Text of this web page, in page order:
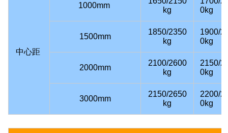
中心距
1000mm
kg
0kg
1500mm
1850/2350
kg
1900/
0kg
2000mm
2100/2600
kg
2150/
0kg
3000mm
2150/2650
kg
2200/
0kg